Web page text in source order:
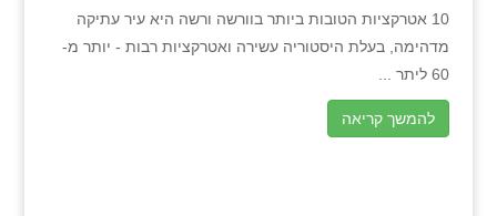
10 אטרקציות הטובות ביותר בוורשה ורשה היא עיר עתיקה
מדהימה, בעלת היסטוריה עשירה ואטרקציות רבות - יותר מ-
60 ליתר ...
להמשך קריאה